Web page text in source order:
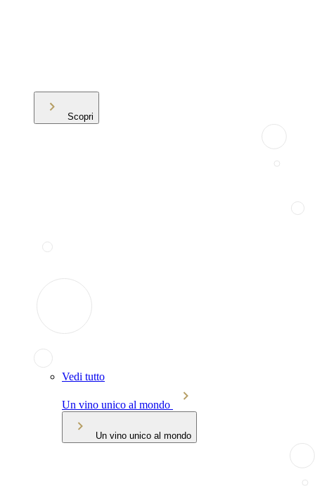
Scopri
Vedi tutto
Un vino unico al mondo
Un vino unico al mondo